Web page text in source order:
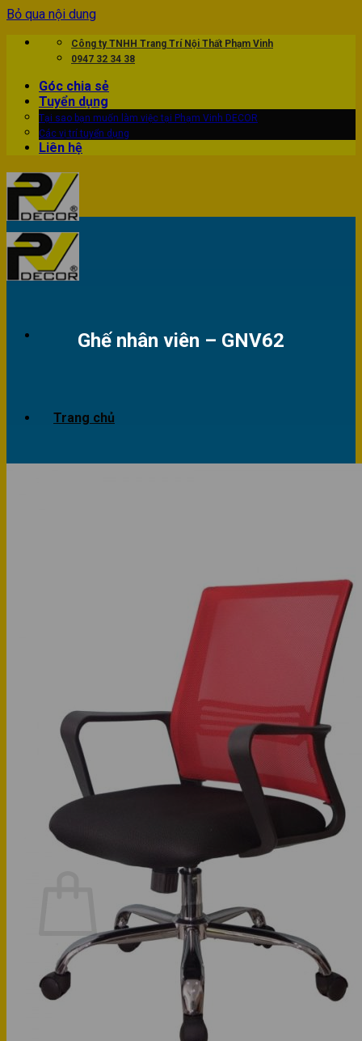
Bỏ qua nội dung
Công ty TNHH Trang Trí Nội Thất Phạm Vinh
0947 32 34 38
Góc chia sẻ
Tuyển dụng
Tại sao bạn muốn làm việc tại Phạm Vinh DECOR
Các vị trí tuyển dụng
Liên hệ
Trang chủ
Phòng khách
Phòng bếp
Phòng ngủ
Hotline: 0947 323438
Tìm kiếm:
Chưa có sản phẩm trong giỏ hàng.
Quay trở lại cửa hàng
Ghế nhân viên – GNV62